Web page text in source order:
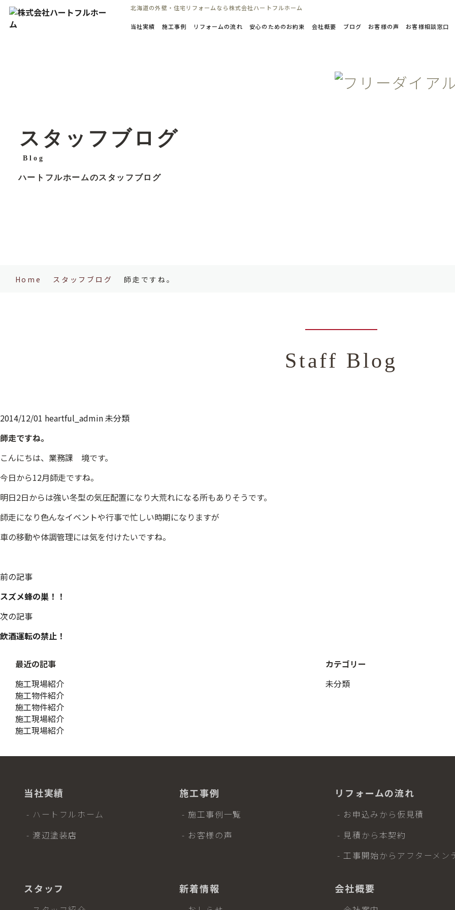
北海道の外壁・住宅リフォームなら株式会社ハートフルホーム
当社実績 施工事例 リフォームの流れ 安心のためのお約束 会社概要 ブログ お客様の声 お客様相談窓口
スタッフブログ
Blog
ハートフルホームのスタッフブログ
Home スタッフブログ 師走ですね。
Staff Blog
2014/12/01 heartful_admin未分類
師走ですね。
こんにちは、業務課 境です。
今日から12月師走ですね。
明日2日からは強い冬型の気圧配置になり大荒れになる所もありそうです。
師走になり色んなイベントや行事で忙しい時期になりますが
車の移動や体調管理には気を付けたいですね。
投
ナ
ビ
ゲ
ー
前の記事
スズメ蜂の巣！！
次の記事
飲酒運転の禁止！
最近の記事
施工現場紹介
施工物件紹介
施工物件紹介
施工現場紹介
施工現場紹介
カテゴリー
未分類
当社実績
- ハートフルホーム
- 渡辺塗装店
施工事例
- 施工事例一覧
- お客様の声
リフォームの流れ
- お申込みから仮見積
- 見積から本契約
- 工事開始からアフターメン
スタッフ 新着情報 会社概要